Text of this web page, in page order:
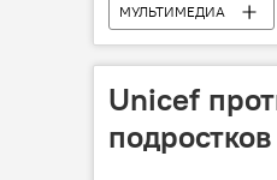
МУЛЬТИМЕДИА
Алеппо
Unicef
подростков